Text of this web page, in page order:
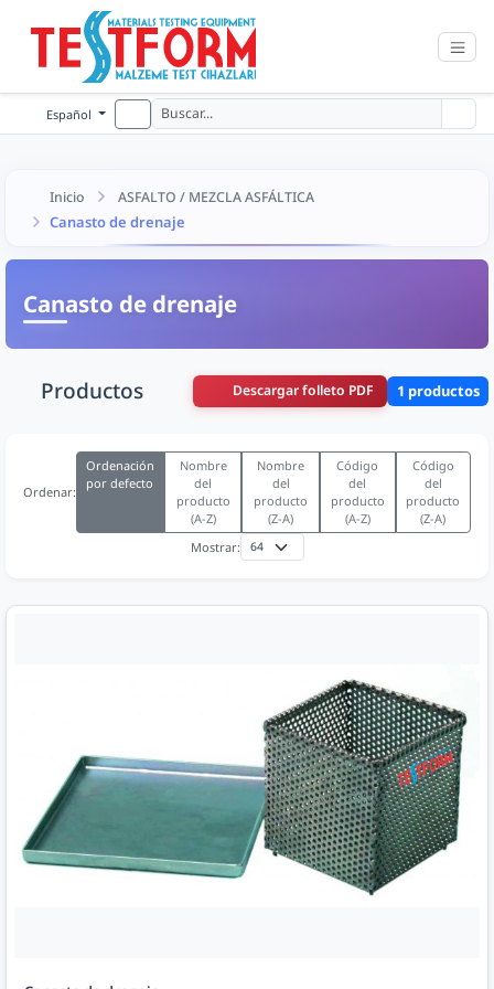
Español
Inicio ASFALTO / MEZCLA ASFÁLTICA
Canasto de drenaje
Canasto de drenaje
Productos Descargar folleto PDF 1 productos
Ordenar:
Ordenación
por defecto
Nombre
del
producto
(A-Z)
Nombre
del
producto
(Z-A)
Código
del
producto
(A-Z)
Código
del
producto
(Z-A)
Mostrar: